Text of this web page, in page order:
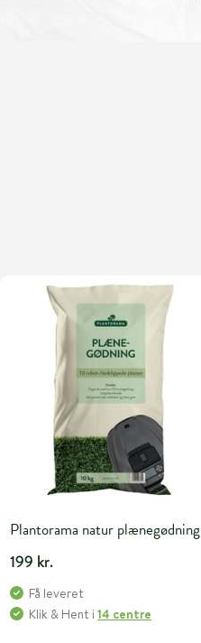
Plantorama natur plænegødning
199 kr.
Få leveret
Klik & Hent i14 centre